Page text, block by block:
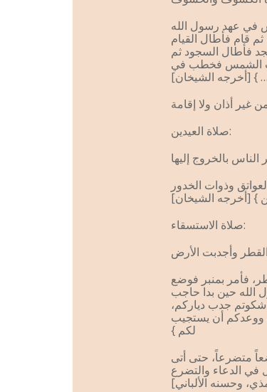
في عهد رسول الله
قام فأطال القيام
فأطال السجود ثم
الشمس فخطب في
صلاة العيدين:
وذوات الخدور
صلاة الاستسقاء:
فأمر بمنبر فوضع
الله حين بدا حاجب
جدب دياركم،
ووعدكم أن يستجيب
لكم }
متضرعاً، حتى أتى
الدعاء والتضرع